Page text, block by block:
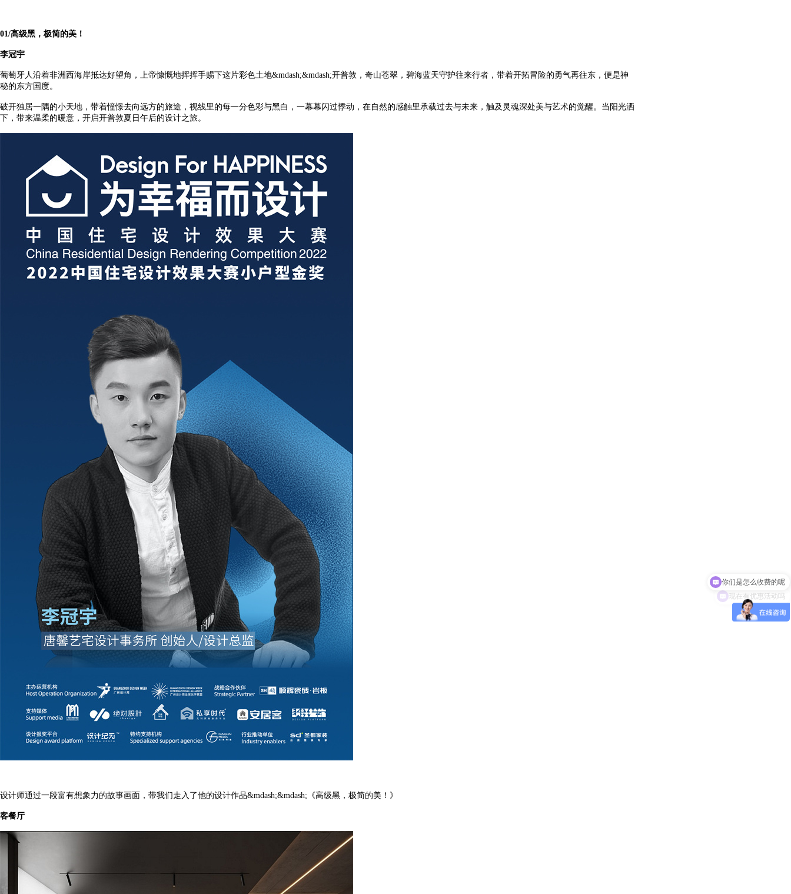
01/高级黑，极简的美！
李冠宇
葡萄牙人沿着非洲西海岸抵达好望角，上帝慷慨地挥挥手赐下这片彩色土地&mdash;&mdash;开普敦，奇山苍翠，碧海蓝天守护往来行者，带着开拓冒险的勇气再往东，便是神
秘的东方国度。
破开独居一隅的小天地，带着憧憬去向远方的旅途，视线里的每一分色彩与黑白，一幕幕闪过悸动，在自然的感触里承载过去与未来，触及灵魂深处美与艺术的觉醒。当阳光洒
下，带来温柔的暖意，开启开普敦夏日午后的设计之旅。
设计师通过一段富有想象力的故事画面，带我们走入了他的设计作品&mdash;&mdash; 《高级黑，极简的美！》
客餐厅
现在有优惠活动吗